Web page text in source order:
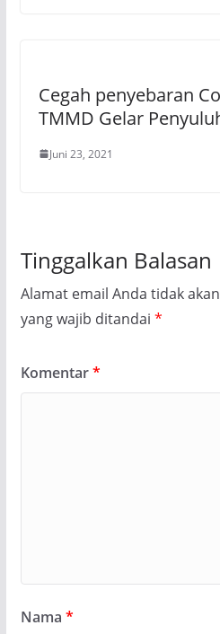
Cegah penyebaran
TMMD Gelar
Juni 23, 2021
Tinggalkan Balasan
Alamat email Anda tidak
yang wajib ditandai *
Komentar*
Nama *